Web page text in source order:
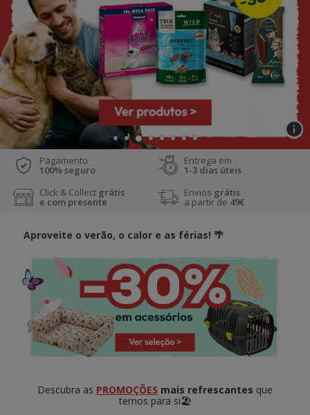
Pagamento
100% seguro
Entrega em
1-3 dias úteis
Click & Collect grátis
e com presente
Envios grátis
a partir de 49€
Aproveite o verão, o calor e as férias! 🌴
Descubra as PROMOÇÕES mais refrescantes que
temos para si🏖️